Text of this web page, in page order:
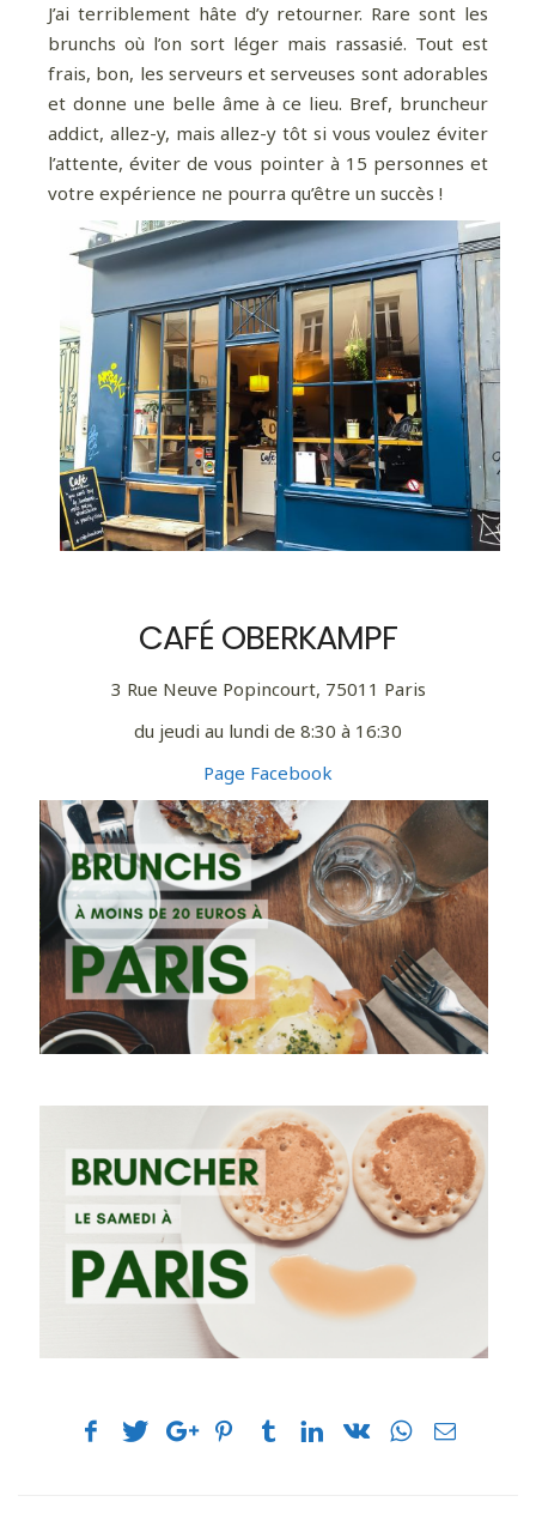
J’ai terriblement hâte d’y retourner. Rare sont les
brunchs où l’on sort léger mais rassasié. Tout est
frais, bon, les serveurs et serveuses sont adorables
et donne une belle âme à ce lieu. Bref, bruncheur
addict, allez-y, mais allez-y tôt si vous voulez éviter
l’attente, éviter de vous pointer à 15 personnes et
votre expérience ne pourra qu’être un succès !
CAFÉ OBERKAMPF
3 Rue Neuve Popincourt, 75011 Paris
du jeudi au lundi de 8:30 à 16:30
Page Facebook